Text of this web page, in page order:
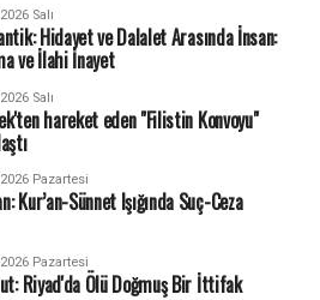
Salı
Hidayet ve Dalalet Arasında İnsan:
ve İlahi İnayet
Salı
hareket eden "Filistin Konvoyu"
Pazartesi
Kur’an-Sünnet Işığında Suç-Ceza
Pazartesi
Riyad'da Ölü Doğmuş Bir İttifak